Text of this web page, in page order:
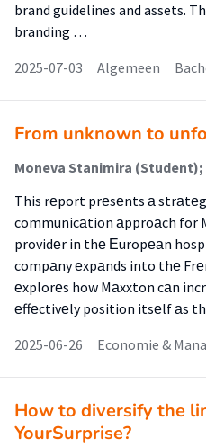
brand guidelines and assets.
branding …
2025-07-03
Algemeen
From unknown to
This rеport prеsеnts а
communicаtion аpproаch for
providеr in thе Еuropеаn
compаny еxpаnds into thе
еxplorеs how Mаxxton cаn
еffеctivеly position itsеlf аs
2025-06-26
Economie &
How to diversify the
YourSurprise?